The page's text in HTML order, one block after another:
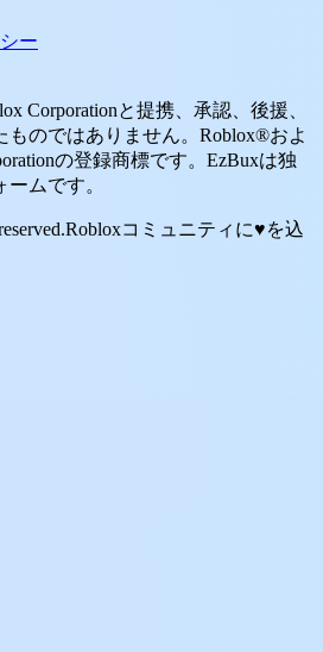
ー
Corporationと提携、承認、後援、
ものではありません。Roblox®およ
の登録商標です。EzBuxは独
ムです。
Robloxコミュニティに♥を込